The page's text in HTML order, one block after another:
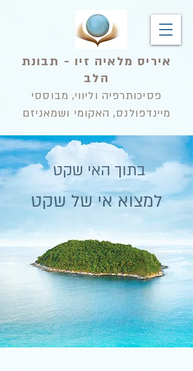
איריס מלאיה זיו - תבונת
הלב
פסיכותרפיה וליווי, מבוססי
מיינדפולנס, האקומי ושמאניזם
בתוך האי שקט
למצוא אי של שקט